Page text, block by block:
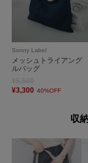
Sonny Label
メッシュトライアング
ルバッグ
¥3,300 40%OFF
収